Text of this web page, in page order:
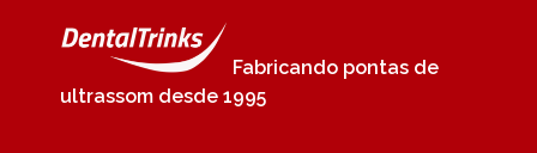
Fabricando pontas de
ultrassom desde 1995